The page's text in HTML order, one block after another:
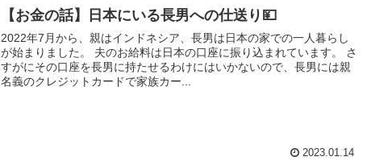
【お金の話】日本にいる長男への仕送り💴
2022年7月から、親はインドネシア、長男は日本の家での一人暮らし
が始まりました。 夫のお給料は日本の口座に振り込まれています。 さ
すがにその口座を長男に持たせるわけにはいかないので、長男には親
名義のクレジットカードで家族カー...
2023.01.14